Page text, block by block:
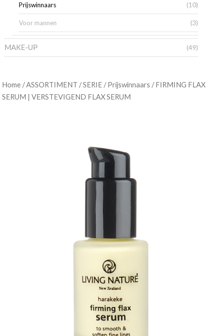
Prijswinnaars (10)
Voor mannen (3)
MAKE-UP (49)
Home /ASSORTIMENT /SERIE /Prijswinnaars / FIRMING FLAX
SERUM | VERSTEVIGEND FLAX SERUM